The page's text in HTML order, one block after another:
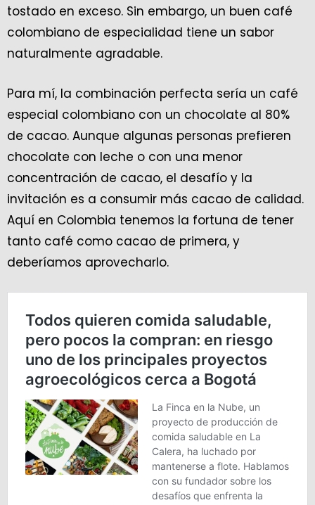
tostado en exceso. Sin embargo, un buen café
colombiano de especialidad tiene un sabor
naturalmente agradable.
Para mí, la combinación perfecta sería un café
especial colombiano con un chocolate al 80%
de cacao. Aunque algunas personas prefieren
chocolate con leche o con una menor
concentración de cacao, el desafío y la
invitación es a consumir más cacao de calidad.
Aquí en Colombia tenemos la fortuna de tener
tanto café como cacao de primera, y
deberíamos aprovecharlo.